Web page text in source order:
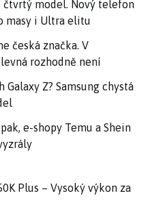
čtvrtý model. Nový telefon
masy i Ultra elitu
česká značka. V
rozhodně není
Z? Samsung chystá
e-shopy Temu a Shein
Plus – Vysoký výkon za